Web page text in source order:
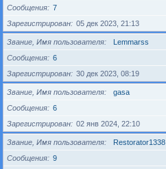
Сообщения
7
Зарегистрирован
05 дек 2023, 21:13
Звание, Имя пользователя
Lemmarss
Сообщения
6
Зарегистрирован
30 дек 2023, 08:19
Звание, Имя пользователя
gasa
Сообщения
6
Зарегистрирован
02 янв 2024, 22:10
Звание, Имя пользователя
Restorator1338
Сообщения
9